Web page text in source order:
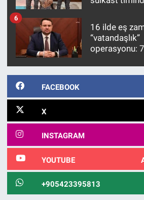
10 yıl sonra
16 ilde eş
“vatandaşlık”
operasyonu:
6
FACEBOOK
X
INSTAGRAM
YOUTUBE
+905423395813